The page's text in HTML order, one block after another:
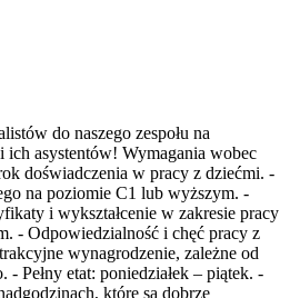
do naszego zespołu na
asystentów! Wymagania wobec
doświadczenia w pracy z dziećmi. -
na poziomie C1 lub wyższym. -
i wykształcenie w zakresie pracy
- Odpowiedzialność i chęć pracy z
wynagrodzenie, zależne od
Pełny etat: poniedziałek – piątek. -
które są dobrze